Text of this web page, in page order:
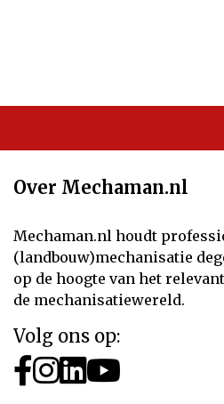
Over Mechaman.nl
Mechaman.nl houdt
(landbouw)mechanisatie
op de hoogte van het
de mechanisatiewereld.
Volg ons op: